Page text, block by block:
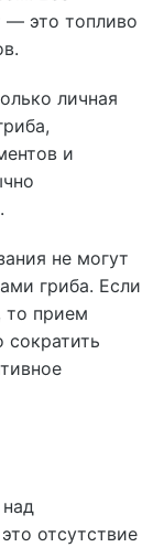
— это топливо
личная
и
не могут
гриба. Если
то прием
сократить
отсутствие